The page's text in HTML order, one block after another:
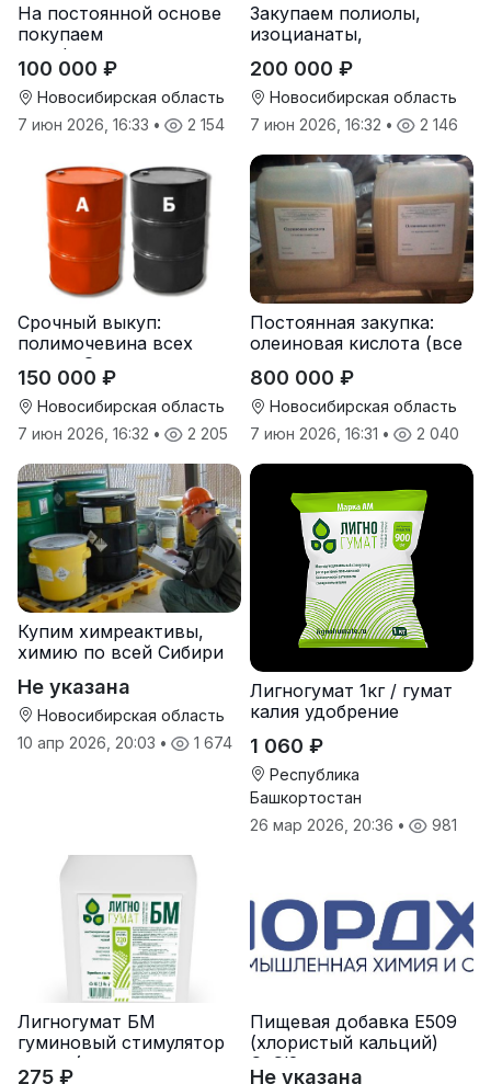
На постоянной основе
покупаем
парафиносодержащие
продукты
100 000 ₽
Новосибирская область
7 июн 2026, 16:33 • 2 154
Закупаем полиолы,
изоцианаты,
пенополиуретана (ППУ)
200 000 ₽
Новосибирская область
7 июн 2026, 16:32 • 2 146
Срочный выкуп:
полимочевина всех
типов, Эластоплан,
Экстраплан
150 000 ₽
Новосибирская область
7 июн 2026, 16:32 • 2 205
Постоянная закупка:
олеиновая кислота (все
просрочка)
800 000 ₽
Новосибирская область
7 июн 2026, 16:31 • 2 040
Купим химреактивы,
химию по всей Сибири
Не указана
Новосибирская область
10 апр 2026, 20:03 • 1 674
Лигногумат 1кг / гумат
калия удобрение
1 060 ₽
Республика
Башкортостан
26 мар 2026, 20:36 • 981
Лигногумат БМ
гуминовый стимулятор
роста (гумат калия с
275 ₽
Пищевая добавка Е509
(хлористый кальций)
CaCl2
Не указана